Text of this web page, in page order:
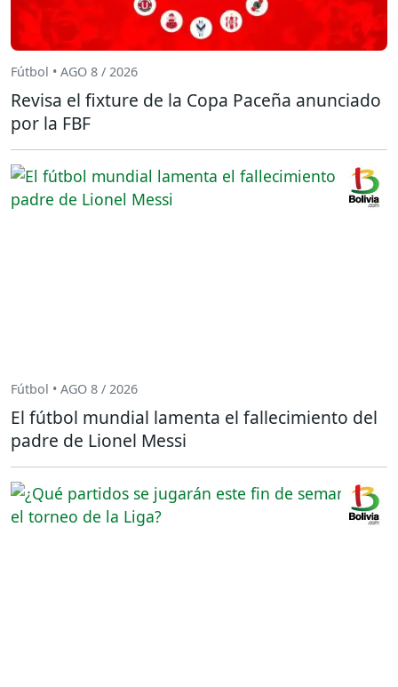
Fútbol • AGO 8 / 2026
Revisa el fixture de la Copa Paceña anunciado
por la FBF
Fútbol • AGO 8 / 2026
El fútbol mundial lamenta el fallecimiento del
padre de Lionel Messi